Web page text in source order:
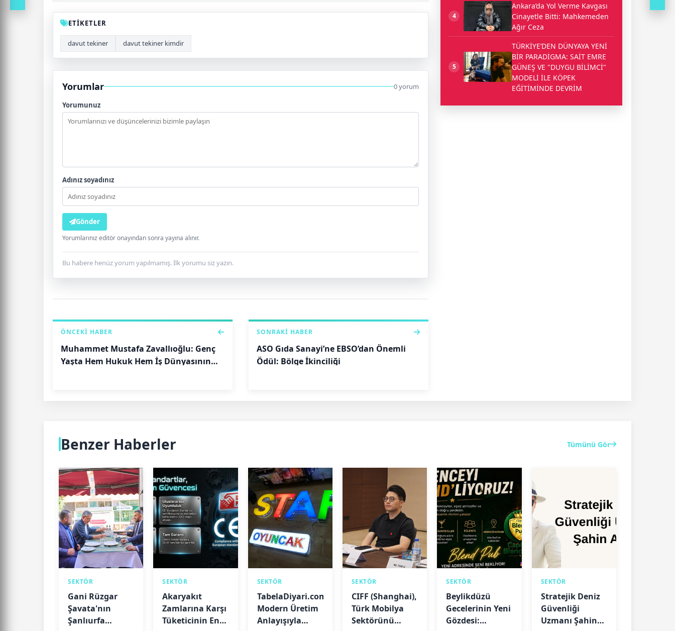
ETİKETLER
davut tekiner davut tekiner kimdir
Yorumlar 0 yorum
Yorumunuz
Adınız soyadınız
Gönder
Yorumlarınız editör onayından sonra yayına alınır.
Bu habere henüz yorum yapılmamış. İlk yorumu siz yazın.
ÖNCEKI HABER
Muhammet Mustafa Zavallıoğlu: Genç
Yaşta Hem Hukuk Hem İş Dünyasının
SONRAKI HABER
ASO Gıda Sanayi’ne EBSO’dan Önemli
Ödül: Bölge İkinciliği
4
Ankara’da Yol Verme Kavgası
Cinayetle Bitti: Mahkemeden
Ağır Ceza
5
TÜRKİYE’DEN DÜNYAYA YENİ
BİR PARADİGMA: SAİT EMRE
GÜNEŞ VE "DUYGU BİLİMCİ"
MODELİ İLE KÖPEK
EĞİTİMİNDE DEVRİM
Benzer Haberler Tümünü Gör
SEKTÖR
Gani Rüzgar
Şavata'nın
Şanlıurfa
SEKTÖR
Akaryakıt
Zamlarına Karşı
Tüketicinin En
SEKTÖR
TabelaDiyari.com,
Modern Üretim
Anlayışıyla
SEKTÖR
CIFF (Shanghai),
Türk Mobilya
Sektörünü
SEKTÖR
Beylikdüzü
Gecelerinin Yeni
Gözdesi:
SEKTÖR
Stratejik Deniz
Güvenliği
Uzmanı Şahin